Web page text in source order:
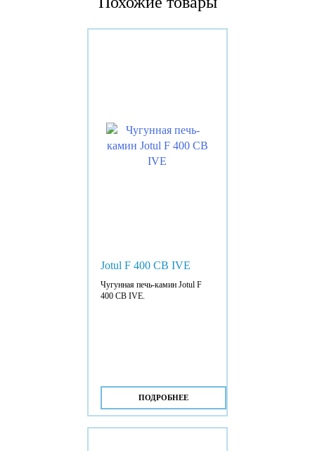
Jotul F 400 CB IVE
Чугунная печь-камин Jotul F
400 CB IVE.
ПОДРОБНЕЕ